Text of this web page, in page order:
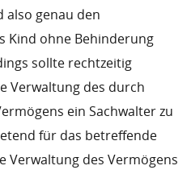
also genau den
Kind ohne Behinderung
sollte rechtzeitig
Verwaltung des durch
ein Sachwalter zu
für das betreffende
Verwaltung des Vermögens